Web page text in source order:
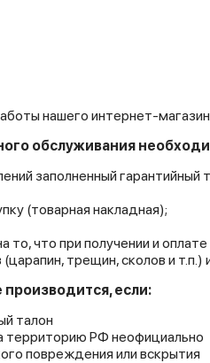
нашего интернет-
обслуживания
заполненный
(товарная накладная);
что при получении и
трещин, сколов и
если:
талон
территорию РФ неофициально
повреждения или вскрытия